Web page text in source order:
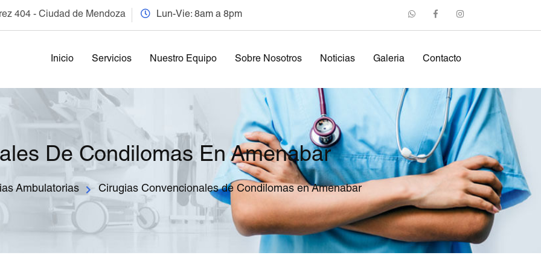
404 - Ciudad de Mendoza Lun-Vie: 8am a 8pm
Inicio Servicios Nuestro Equipo Sobre Nosotros Noticias Galeria Contacto
De Condilomas En Amenabar
Ambulatorias Cirugias Convencionales de Condilomas en Amenabar